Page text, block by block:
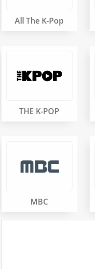
All The K-Pop
THE K-POP
MBC